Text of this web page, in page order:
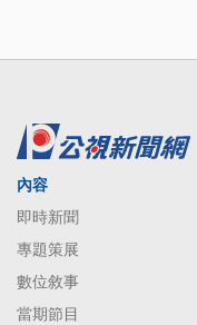
內容
即時新聞
專題策展
數位敘事
當期節目